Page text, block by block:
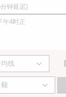
钟延迟)
午4时正